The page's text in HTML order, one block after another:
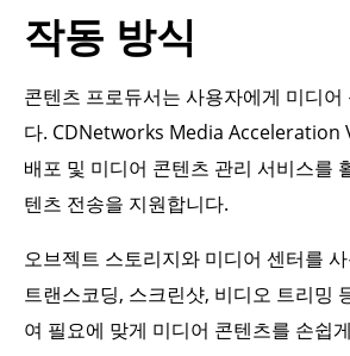
작동 방식
콘텐츠 프로듀서는 사용자에게 미디어
다. CDNetworks Media Acceleration
배포 및 미디어 콘텐츠 관리 서비스를
텐츠 전송을 지원합니다.
오브젝트 스토리지와 미디어 센터를
트랜스코딩, 스크린샷, 비디오 트리밍
여 필요에 맞게 미디어 콘텐츠를 손쉽